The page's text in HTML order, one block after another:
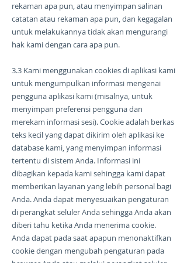
rekaman apa pun, atau menyimpan salinan
catatan atau rekaman apa pun, dan kegagalan
untuk melakukannya tidak akan mengurangi
hak kami dengan cara apa pun.
3.3 Kami menggunakan cookies di aplikasi kami
untuk mengumpulkan informasi mengenai
pengguna aplikasi kami (misalnya, untuk
menyimpan preferensi pengguna dan
merekam informasi sesi). Cookie adalah berkas
teks kecil yang dapat dikirim oleh aplikasi ke
database kami, yang menyimpan informasi
tertentu di sistem Anda. Informasi ini
dibagikan kepada kami sehingga kami dapat
memberikan layanan yang lebih personal bagi
Anda. Anda dapat menyesuaikan pengaturan
di perangkat seluler Anda sehingga Anda akan
diberi tahu ketika Anda menerima cookie.
Anda dapat pada saat apapun menonaktifkan
cookie dengan mengubah pengaturan pada